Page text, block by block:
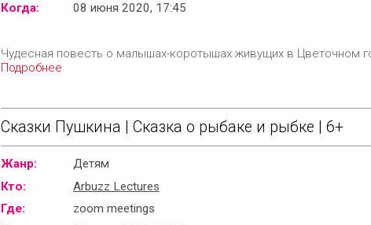
Когда:
08 июня 2020, 17:45
Чудесная повесть о малышах-коротышах живущих в Цветочном
Подробнее
Сказки Пушкина | Сказка о рыбаке и рыбке | 6+
Жанр:
Детям
Кто:
Arbuzz Lectures
Где:
zoom meetings